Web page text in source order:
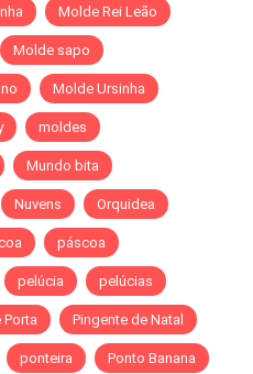
Molde Rei Leão
Molde sapo
Molde Ursinha
moldes
Mundo bita
Nuvens Orquidea
páscoa
pelúcia pelúcias
Porta Pingente de Natal
ponteira Ponto Banana